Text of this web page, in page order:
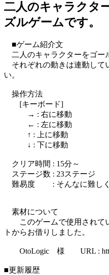
二人のキャラクタ
ズルゲームです。
■ゲーム紹介文
二人のキャラクターをゴー
それぞれの動きは連動して
い。
操作方法
[キーボード]
→ : 右に移動
← : 左に移動
↑ : 上に移動
↓ : 下に移動
クリア時間 : 15分～
ステージ数 : 23ステージ
難易度 : そんなに難しく
素材について
このゲームで使用されて
トからお借りしました。
OtoLogic 様 URL :
■更新履歴